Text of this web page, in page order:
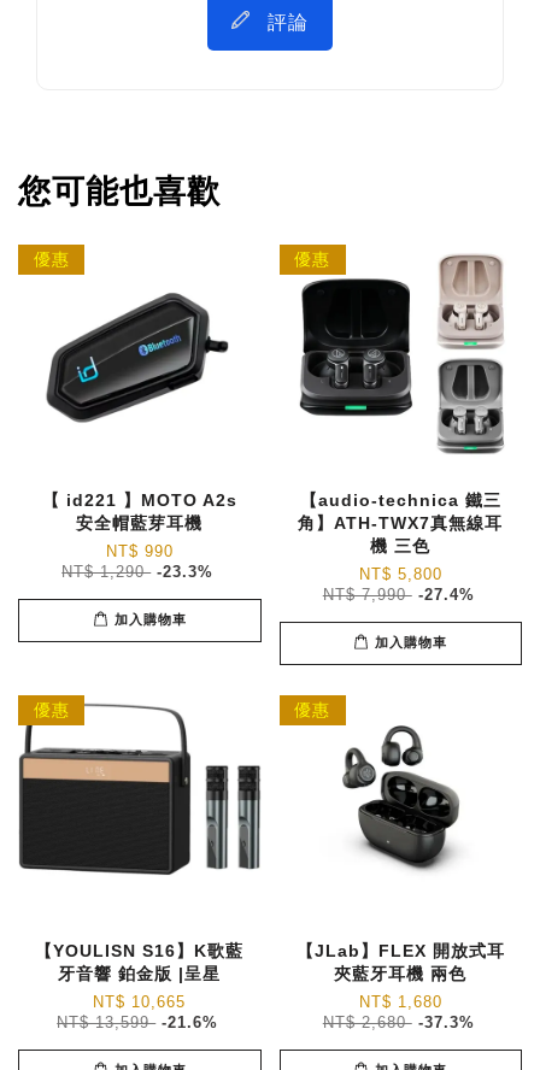
評論
您可能也喜歡
優惠
【 id221 】MOTO A2s
安全帽藍芽耳機
NT$ 990
NT$ 1,290 -23.3%
加入購物車
優惠
【audio-technica 鐵三
角】ATH-TWX7真無線耳
機 三色
NT$ 5,800
NT$ 7,990 -27.4%
加入購物車
優惠
【YOULISN S16】K歌藍
牙音響 鉑金版 |呈星
NT$ 10,665
NT$ 13,599 -21.6%
優惠
【JLab】FLEX 開放式耳
夾藍牙耳機 兩色
NT$ 1,680
NT$ 2,680 -37.3%